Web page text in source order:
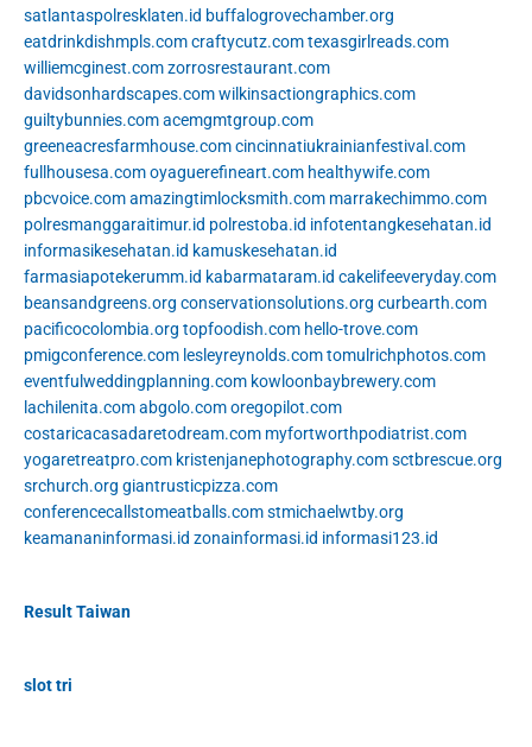
satlantaspolresklaten.id buffalogrovechamber.org
eatdrinkdishmpls.comcraftycutz.comtexasgirlreads.com
williemcginest.comzorrosrestaurant.com
davidsonhardscapes.comwilkinsactiongraphics.com
guiltybunnies.comacemgmtgroup.com
greeneacresfarmhouse.comcincinnatiukrainianfestival.com
fullhousesa.comoyaguerefineart.com healthywife.com
pbcvoice.comamazingtimlocksmith.com marrakechimmo.com
polresmanggaraitimur.id polrestoba.id infotentangkesehatan.id
informasikesehatan.id kamuskesehatan.id
farmasiapotekerumm.id kabarmataram.id cakelifeeveryday.com
beansandgreens.org conservationsolutions.org curbearth.com
pacificocolombia.org topfoodish.com hello-trove.com
pmigconference.com lesleyreynolds.comtomulrichphotos.com
eventfulweddingplanning.com kowloonbaybrewery.com
lachilenita.comabgolo.comoregopilot.com
costaricacasadaretodream.com myfortworthpodiatrist.com
yogaretreatpro.com kristenjanephotography.comsctbrescue.org
srchurch.org giantrusticpizza.com
conferencecallstomeatballs.comstmichaelwtby.org
keamananinformasi.id zonainformasi.id informasi123.id
Result Taiwan
slot tri